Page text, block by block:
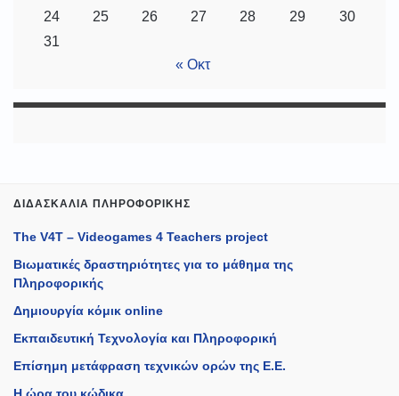
24
25 26 27 28 29
30
31
« Οκτ
ΔΙΔΑΣΚΑΛΊΑ ΠΛΗΡΟΦΟΡΙΚΉΣ
The V4T – Videogames 4 Teachers project
Βιωματικές δραστηριότητες για το μάθημα της
Πληροφορικής
Δημιουργία κόμικ online
Εκπαιδευτική Τεχνολογία και Πληροφορική
Επίσημη μετάφραση τεχνικών ορών της Ε.Ε.
Η ώρα του κώδικα